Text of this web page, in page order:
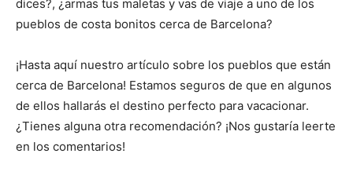
dices?, ¿armas tus maletas y vas de viaje a uno de los
pueblos de costa bonitos cerca de Barcelona?
¡Hasta aquí nuestro artículo sobre los pueblos que están
cerca de Barcelona! Estamos seguros de que en algunos
de ellos hallarás el destino perfecto para vacacionar.
¿Tienes alguna otra recomendación? ¡Nos gustaría leerte
en los comentarios!